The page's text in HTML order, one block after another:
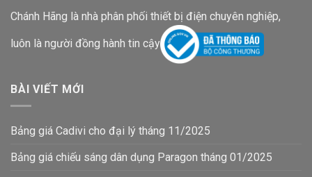
Chánh Hãng là nhà phân phối thiết bị điện chuyên nghiệp,
luôn là người đồng hành tin cậy
BÀI VIẾT MỚI
Bảng giá Cadivi cho đại lý tháng 11/2025
Bảng giá chiếu sáng dân dụng Paragon tháng 01/2025